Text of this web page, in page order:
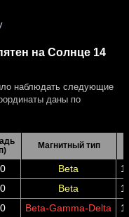
на Солнце 14
наблюдать следующие
даны по
Магнитный тип
Beta
Beta
Beta-Gamma-Delta